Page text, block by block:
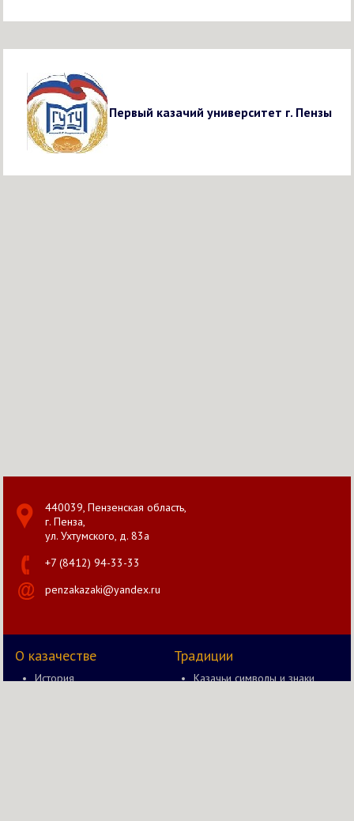
Первый казачий университет г. Пензы
440039, Пензенская область,
г. Пенза,
ул. Ухтумского, д. 83а
+7 (8412) 94-33-33
penzakazaki@yandex.ru
О казачестве
История
Традиции
Казачьи символы и знаки